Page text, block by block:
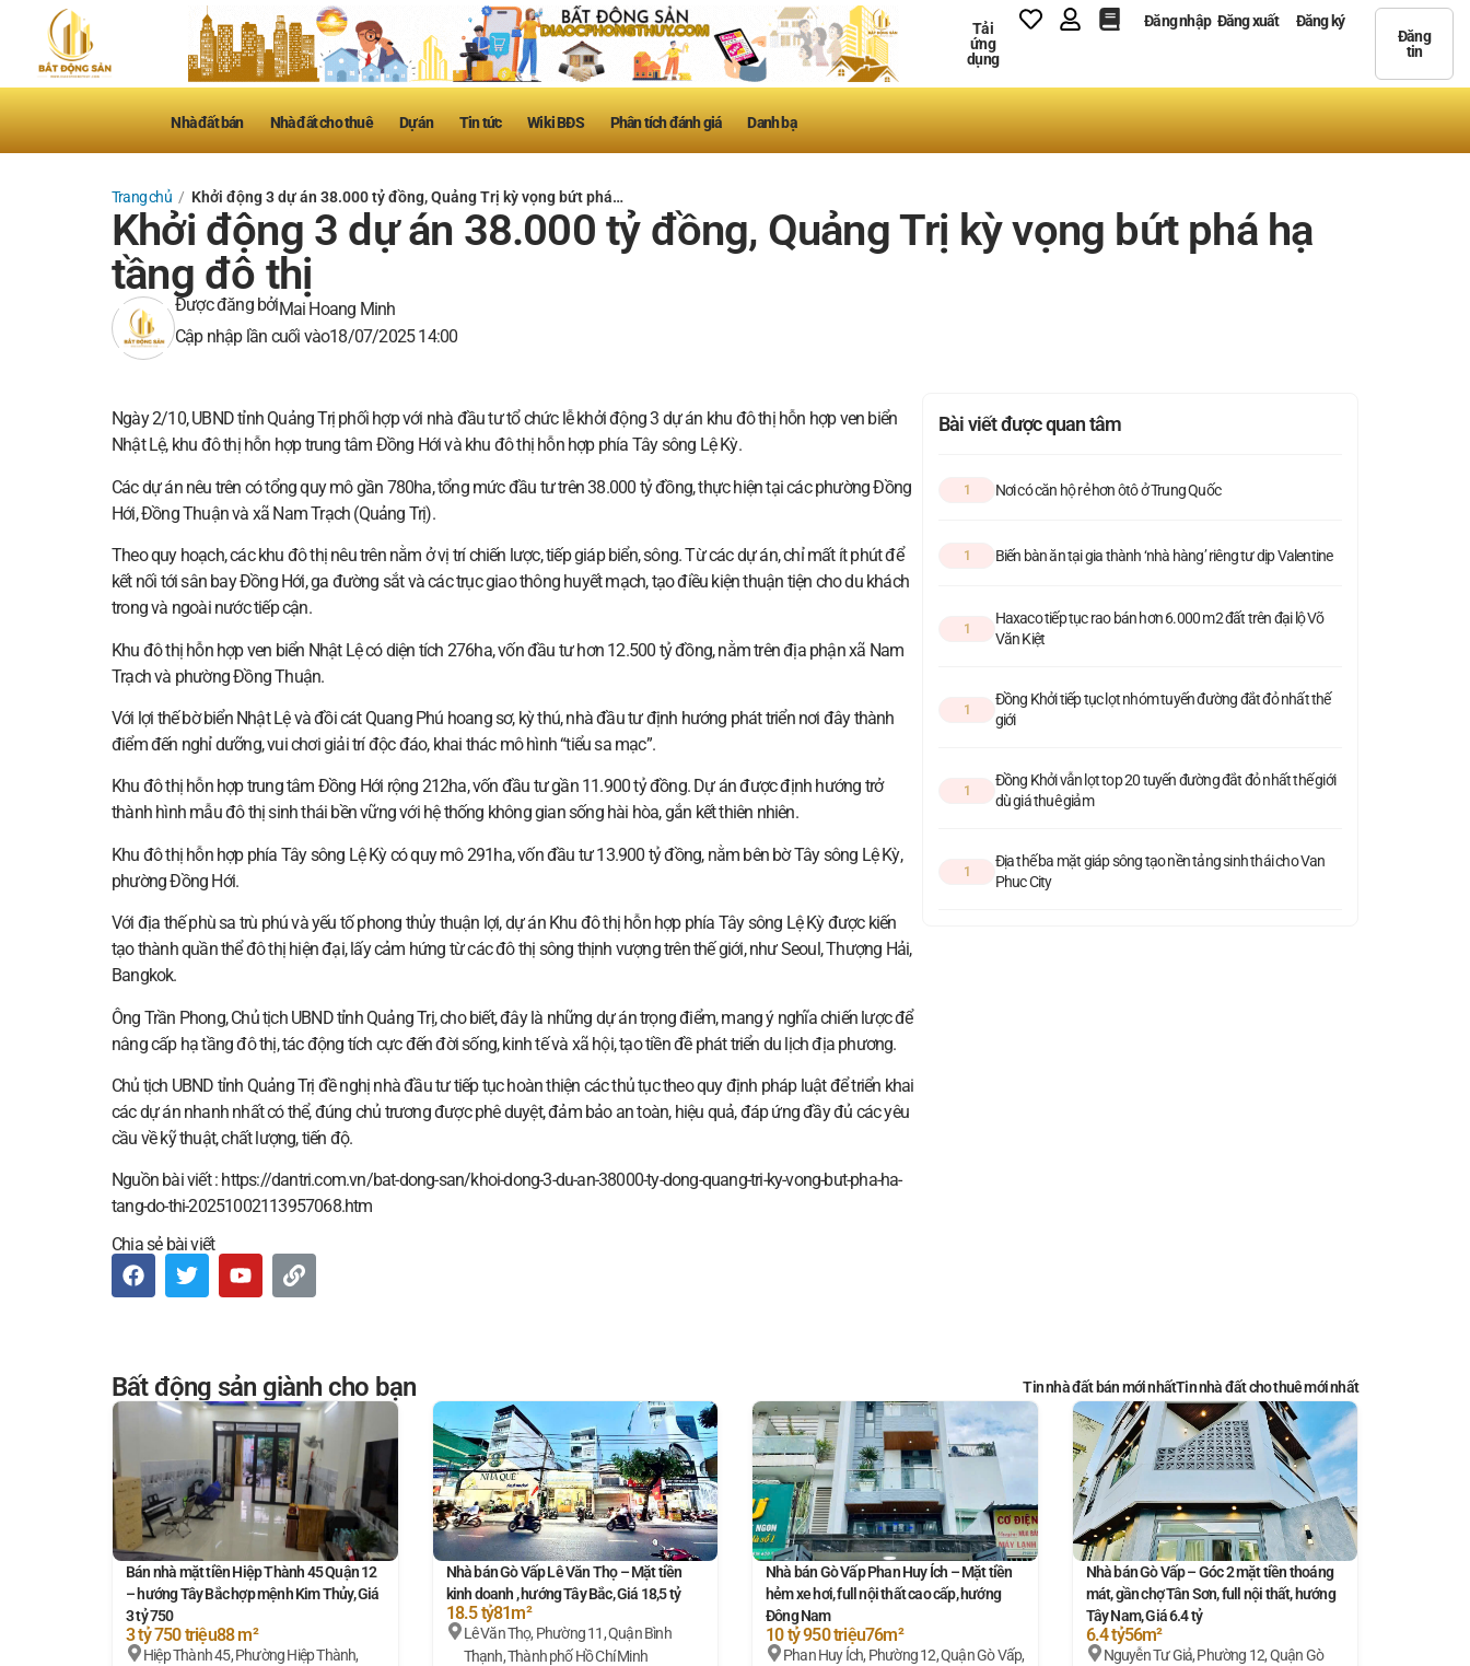
Tải
ứng
dụng
Đăng nhập Đăng xuất
Đăng ký
Đăng
tin
Nhà đất bán Nhà đất cho thuê Dự án Tin tức Wiki BĐS Phân tích đánh giá Danh bạ
Trang chủ / Khởi động 3 dự án 38.000 tỷ đồng, Quảng Trị kỳ vọng bứt phá…
Khởi động 3 dự án 38.000 tỷ đồng, Quảng Trị kỳ vọng bứt phá hạ
tầng đô thị
Được đăng bởiMai Hoang Minh
Cập nhập lần cuối vào18/07/2025 14:00
Ngày 2/10, UBND tỉnh Quảng Trị phối hợp với nhà đầu tư tổ chức lễ khởi động 3 dự án khu đô thị hỗn hợp ven biển
Nhật Lệ, khu đô thị hỗn hợp trung tâm Đồng Hới và khu đô thị hỗn hợp phía Tây sông Lệ Kỳ.
Các dự án nêu trên có tổng quy mô gần 780ha, tổng mức đầu tư trên 38.000 tỷ đồng, thực hiện tại các phường Đồng
Hới, Đồng Thuận và xã Nam Trạch (Quảng Trị).
Theo quy hoạch, các khu đô thị nêu trên nằm ở vị trí chiến lược, tiếp giáp biển, sông. Từ các dự án, chỉ mất ít phút để
kết nối tới sân bay Đồng Hới, ga đường sắt và các trục giao thông huyết mạch, tạo điều kiện thuận tiện cho du khách
trong và ngoài nước tiếp cận.
Khu đô thị hỗn hợp ven biển Nhật Lệ có diện tích 276ha, vốn đầu tư hơn 12.500 tỷ đồng, nằm trên địa phận xã Nam
Trạch và phường Đồng Thuận.
Với lợi thế bờ biển Nhật Lệ và đồi cát Quang Phú hoang sơ, kỳ thú, nhà đầu tư định hướng phát triển nơi đây thành
điểm đến nghỉ dưỡng, vui chơi giải trí độc đáo, khai thác mô hình “tiểu sa mạc”.
Khu đô thị hỗn hợp trung tâm Đồng Hới rộng 212ha, vốn đầu tư gần 11.900 tỷ đồng. Dự án được định hướng trở
thành hình mẫu đô thị sinh thái bền vững với hệ thống không gian sống hài hòa, gắn kết thiên nhiên.
Khu đô thị hỗn hợp phía Tây sông Lệ Kỳ có quy mô 291ha, vốn đầu tư 13.900 tỷ đồng, nằm bên bờ Tây sông Lệ Kỳ,
phường Đồng Hới.
Với địa thế phù sa trù phú và yếu tố phong thủy thuận lợi, dự án Khu đô thị hỗn hợp phía Tây sông Lệ Kỳ được kiến
tạo thành quần thể đô thị hiện đại, lấy cảm hứng từ các đô thị sông thịnh vượng trên thế giới, như Seoul, Thượng Hải,
Bangkok.
Ông Trần Phong, Chủ tịch UBND tỉnh Quảng Trị, cho biết, đây là những dự án trọng điểm, mang ý nghĩa chiến lược để
nâng cấp hạ tầng đô thị, tác động tích cực đến đời sống, kinh tế và xã hội, tạo tiền đề phát triển du lịch địa phương.
Chủ tịch UBND tỉnh Quảng Trị đề nghị nhà đầu tư tiếp tục hoàn thiện các thủ tục theo quy định pháp luật để triển khai
các dự án nhanh nhất có thể, đúng chủ trương được phê duyệt, đảm bảo an toàn, hiệu quả, đáp ứng đầy đủ các yêu
cầu về kỹ thuật, chất lượng, tiến độ.
Nguồn bài viết : https://dantri.com.vn/bat-dong-san/khoi-dong-3-du-an-38000-ty-dong-quang-tri-ky-vong-but-pha-ha-
tang-do-thi-20251002113957068.htm
Chia sẻ bài viết
Bài viết được quan tâm
1 Nơi có căn hộ rẻ hơn ôtô ở Trung Quốc
1 Biến bàn ăn tại gia thành ‘nhà hàng’ riêng tư dịp Valentine
1
Haxaco tiếp tục rao bán hơn 6.000 m2 đất trên đại lộ Võ
Văn Kiệt
1
Đồng Khởi tiếp tục lọt nhóm tuyến đường đắt đỏ nhất thế
giới
1
Đồng Khởi vẫn lọt top 20 tuyến đường đắt đỏ nhất thế giới
dù giá thuê giảm
1
Địa thế ba mặt giáp sông tạo nền tảng sinh thái cho Van
Phuc City
Bất động sản giành cho bạn Tin nhà đất bán mới nhấtTin nhà đất cho thuê mới nhất
Bán nhà mặt tiền Hiệp Thành 45 Quận 12
– hướng Tây Bắc hợp mệnh Kim Thủy, Giá
3 tỷ 750
3 tỷ 750 triệu88 m²
Hiệp Thành 45, Phường Hiệp Thành,
Nhà bán Gò Vấp Lê Văn Thọ – Mặt tiền
kinh doanh , hướng Tây Bắc, Giá 18,5 tỷ
18.5 tỷ81m²
Lê Văn Thọ, Phường 11, Quận Bình
Thạnh, Thành phố Hồ Chí Minh
Nhà bán Gò Vấp Phan Huy Ích – Mặt tiền
hẻm xe hơi, full nội thất cao cấp, hướng
Đông Nam
10 tỷ 950 triệu76m²
Phan Huy Ích, Phường 12, Quận Gò Vấp,
Nhà bán Gò Vấp – Góc 2 mặt tiền thoáng
mát, gần chợ Tân Sơn, full nội thất, hướng
Tây Nam, Giá 6.4 tỷ
6.4 tỷ56m²
Nguyễn Tư Giả, Phường 12, Quận Gò